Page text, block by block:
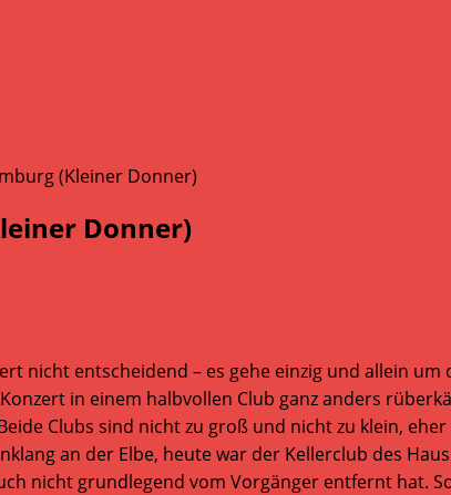
Donner)
nicht entscheidend – es gehe einzig und allein
in einem halbvollen Club ganz anders
Clubs sind nicht zu groß und nicht zu klein,
an der Elbe, heute war der Kellerclub des
nicht grundlegend vom Vorgänger entfernt hat.